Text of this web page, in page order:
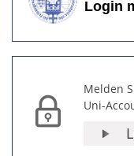
Melden
Uni-